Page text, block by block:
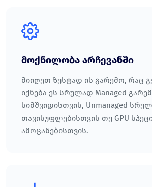
მოქნილობა არჩევანში
მიიღეთ ზუსტად ის გარემო, რაც
იქნება ეს სრულად Managed
სიმშვიდისთვის, Unmanaged
თავისუფლებისთვის თუ GPU
ამოცანებისთვის.